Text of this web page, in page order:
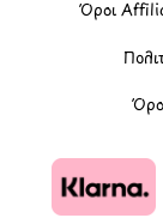
Όροι